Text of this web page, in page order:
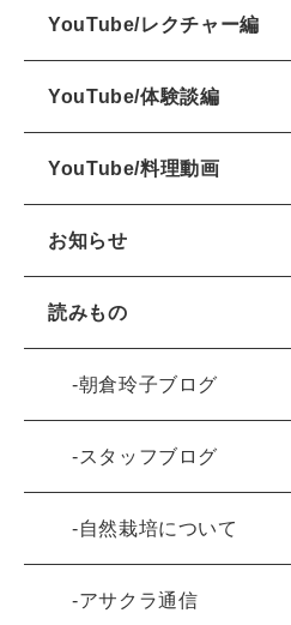
YouTube/レクチャー編
YouTube/体験談編
YouTube/料理動画
お知らせ
読みもの
朝倉玲子ブログ
スタッフブログ
自然栽培について
アサクラ通信